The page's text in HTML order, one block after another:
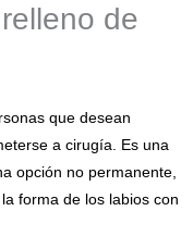
de
que desean
a cirugía. Es una
opción no permanente,
forma de los labios con